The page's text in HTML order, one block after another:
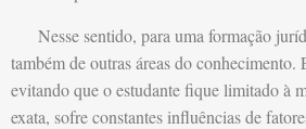
Nesse sentido, para uma formação
também de outras áreas do conhecimento.
evitando que o estudante fique limitado à
exata, sofre constantes influências de